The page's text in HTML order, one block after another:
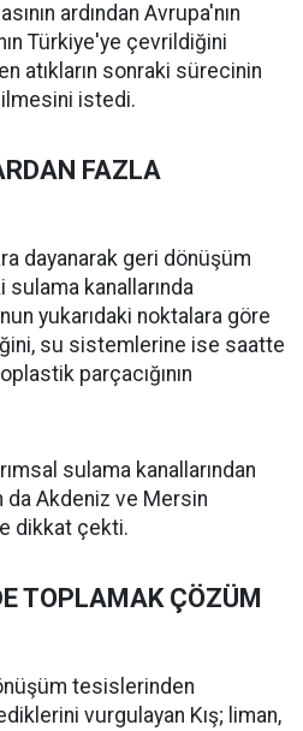
ardından Avrupa'nın
Türkiye'ye çevrildiğini
atıkların sonraki sürecinin
istedi.
FAZLA
dayanarak geri dönüşüm
sulama kanallarında
yukarıdaki noktalara göre
su sistemlerine ise saatte
parçacığının
sulama kanallarından
da Akdeniz ve Mersin
dikkat çekti.
TOPLAMAK ÇÖZÜM
tesislerinden
vurgulayan Kış; liman,